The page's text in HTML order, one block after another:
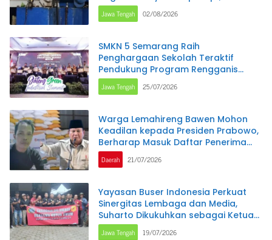
per Bulan
Jawa Tengah 02/08/2026
SMKN 5 Semarang Raih
Penghargaan Sekolah Teraktif
Pendukung Program Rengganis
Mengajar pada Jateng Green
Industry Summit 2026
Jawa Tengah 25/07/2026
Warga Lemahireng Bawen Mohon
Keadilan kepada Presiden Prabowo,
Berharap Masuk Daftar Penerima
Bantuan Pangan
Daerah 21/07/2026
Yayasan Buser Indonesia Perkuat
Sinergitas Lembaga dan Media,
Suharto Dikukuhkan sebagai Ketua
DPC Brebes
Jawa Tengah 19/07/2026